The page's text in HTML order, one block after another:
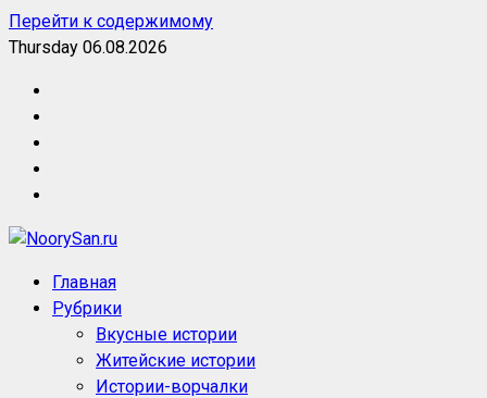
Перейти к содержимому
Thursday 06.08.2026
Блог историй NoorySan
Главная
Рубрики
Вкусные истории
Житейские истории
Истории-ворчалки